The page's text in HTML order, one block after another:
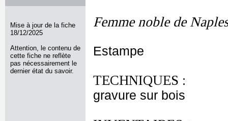
Mise à jour de la fiche
18/12/2025
Attention, le contenu de
cette fiche ne reflète
pas nécessairement le
dernier état du savoir.
Femme noble de
Estampe
TECHNIQUES :
gravure sur bois